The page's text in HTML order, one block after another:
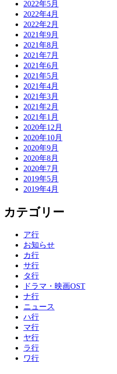
2022年5月
2022年4月
2022年2月
2021年9月
2021年8月
2021年7月
2021年6月
2021年5月
2021年4月
2021年3月
2021年2月
2021年1月
2020年12月
2020年10月
2020年9月
2020年8月
2020年7月
2019年5月
2019年4月
カテゴリー
ア行
お知らせ
カ行
サ行
タ行
ドラマ・映画OST
ナ行
ニュース
ハ行
マ行
ヤ行
ラ行
ワ行